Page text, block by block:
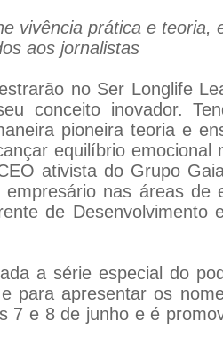
vivência prática e
aos jornalistas
no Ser Longlife
conceito inovador.
pioneira teoria e
equilíbrio
ativista do Grupo
nas áreas de
de Desenvolvimento
a série especial do
para apresentar os
7 e 8 de junho e é